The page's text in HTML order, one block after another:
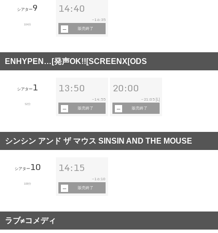
シアター9
104分
14:40
~16:35
販売終了
ENHYPEN…[発声OK!![SCREENX[ODS
シアター 1
52分
13:50
~14:55
販売終了
20:00
~ 21:05 [L]
販売終了
シンシン アンド ザ マウス SINSIN AND THE MOUSE
シアター10
108分
14:15
~16:10
販売終了
ラブ≠コメディ